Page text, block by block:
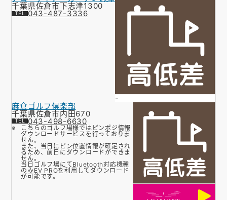
千葉県佐倉市下志津1300
043-487-3336
-
麻倉ゴルフ倶楽部
千葉県佐倉市内田670
043-498-6630
こちらのゴルフ場様ではピンポジ情報
ダウンロードサービスを行っておりま
せん。
また、当日にピン位置情報が確定され
るため、前日にダウンロードができま
せん。
当日ゴルフ場にてBluetooth対応機種
のみEV PROを利用してダウンロード
が可能です。